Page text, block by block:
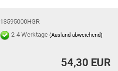
13595000HGR
2-4 Werktage(Ausland abweichend)
54,30 EUR